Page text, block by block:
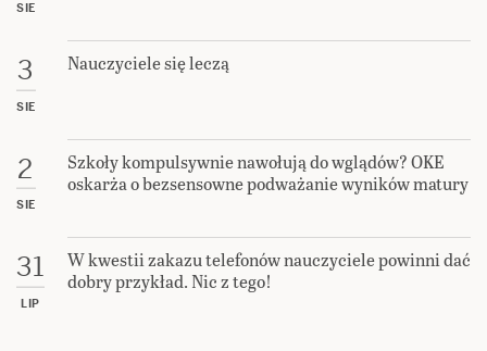
SIE
3
SIE
Nauczyciele się leczą
2
SIE
Szkoły kompulsywnie nawołują do wglądów? OKE
oskarża o bezsensowne podważanie wyników matury
31
LIP
W kwestii zakazu telefonów nauczyciele powinni dać
dobry przykład. Nic z tego!